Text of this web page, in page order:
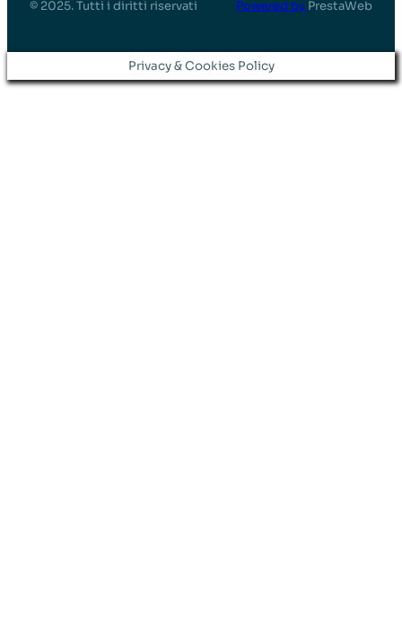
© 2025. Tutti i diritti riservati Powered by PrestaWeb
Privacy & Cookies Policy